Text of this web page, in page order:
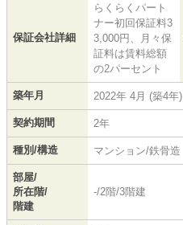
保証会社詳細
らくらくパート
ナー初回保証料3
3,000円、月々保
証料は賃料総額
の2パーセント
築年月 2022年 4月 (築4年)
契約期間 2年
種別/構造 マンション/鉄骨造
部屋/
所在階/
階建
-/2階/3階建